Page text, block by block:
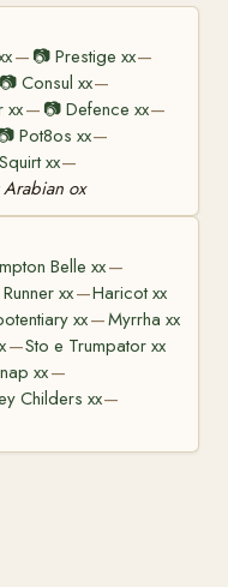
— 📷 Prestige xx—
📷 Consul xx—
xx— 📷 Defence xx—
Pot8os xx—
Squirt xx—
ox
Belle xx—
xx—Haricot xx
xx—Myrrha xx
—Sto e Trumpator xx
xx—
Childers xx—